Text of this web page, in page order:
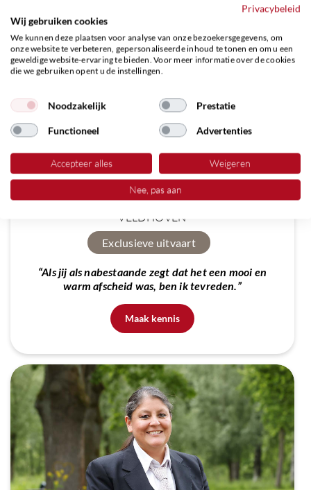
BARBARA KOLEN
VELDHOVEN
Exclusieve uitvaart
“Als jij als nabestaande zegt dat het een mooi en
warm afscheid was, ben ik tevreden.”
Maak kennis
Privacybeleid
Wij gebruiken cookies
We kunnen deze plaatsen voor analyse van onze bezoekersgegevens, om
onze website te verbeteren, gepersonaliseerde inhoud te tonen en om u een
geweldige website-ervaring te bieden. Voor meer informatie over de cookies
die we gebruiken opent u de instellingen.
Noodzakelijk Prestatie
Functioneel Advertenties
Accepteer alles Weigeren
Nee, pas aan